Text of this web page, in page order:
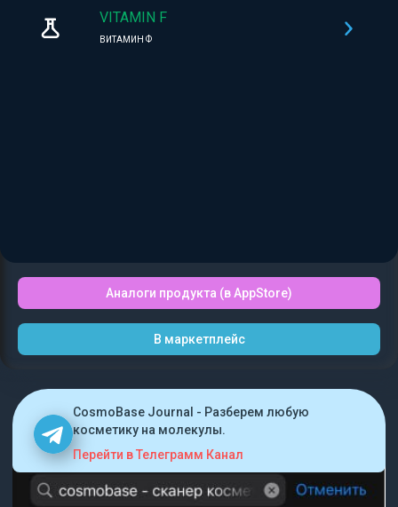
VITAMIN F
ВИТАМИН Ф
Аналоги продукта (в AppStore)
В маркетплейс
CosmoBase Journal - Разберем любую
косметику на молекулы.
Перейти в Телеграмм Канал